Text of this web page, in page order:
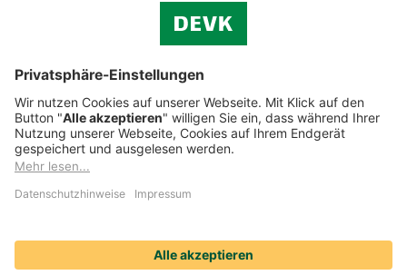
Cookie-Einstellungen
Datenschutz
Impressum
Streitbeilegung
Nutzungshinweise
Compliance